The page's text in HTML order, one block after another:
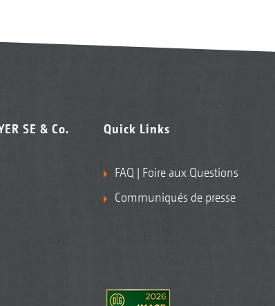
SE & Co.
Quick Links
FAQ | Foire aux Questions
Communiqués de presse